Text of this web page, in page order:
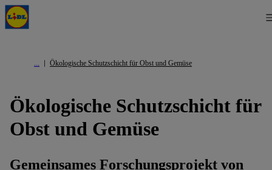
Ökologische Schutzschicht für Obst und Gemüse
Ökologische Schutzschicht für
Obst und Gemüse
Gemeinsames Forschungsprojekt von